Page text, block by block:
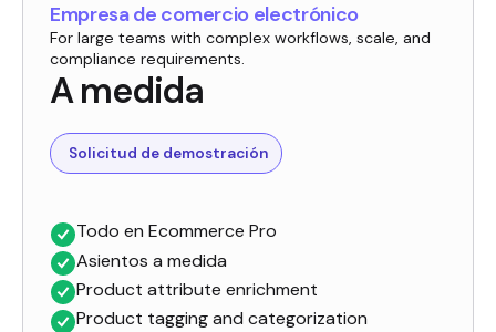
Empresa de comercio electrónico
For large teams with complex workflows, scale, and
compliance requirements.
A medida
Solicitud de demostración
Todo en Ecommerce Pro
Asientos a medida
Product attribute enrichment
Product tagging and categorization